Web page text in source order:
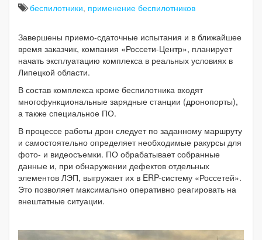
беспилотники, применение беспилотников
Завершены приемо-сдаточные испытания и в ближайшее
время заказчик, компания «Россети-Центр», планирует
начать эксплуатацию комплекса в реальных условиях в
Липецкой области.
В состав комплекса кроме беспилотника входят
многофункциональные зарядные станции (дронопорты),
а также специальное ПО.
В процессе работы дрон следует по заданному маршруту
и самостоятельно определяет необходимые ракурсы для
фото- и видеосъемки. ПО обрабатывает собранные
данные и, при обнаружении дефектов отдельных
элементов ЛЭП, выгружает их в ERP-систему «Россетей».
Это позволяет максимально оперативно реагировать на
внештатные ситуации.